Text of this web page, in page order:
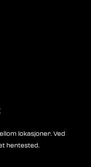
lokasjoner. Ved
hentested.